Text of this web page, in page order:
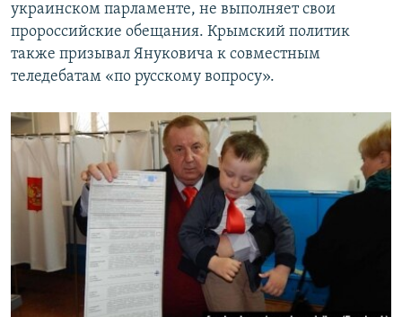
украинском парламенте, не выполняет свои
пророссийские обещания. Крымский политик
также призывал Януковича к совместным
теледебатам «по русскому вопросу».